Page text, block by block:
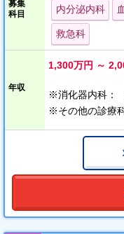
＊土日祝休み
＊当直なし相談可
募集
科目
内分泌内科
救急科
年収
1,300万円 ～
※消化器内科：
※その他の診療